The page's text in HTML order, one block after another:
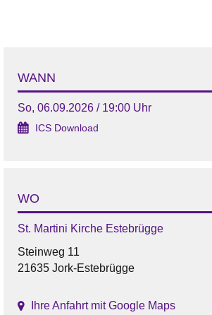
WANN
So, 06.09.2026 / 19:00 Uhr
ICS Download
WO
St. Martini Kirche Estebrügge
Steinweg 11
21635 Jork-Estebrügge
Ihre Anfahrt mit Google Maps